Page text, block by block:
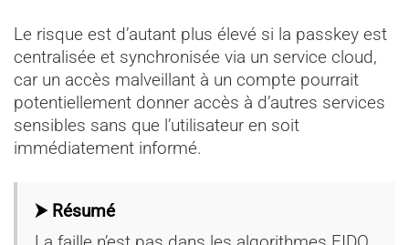
Le risque est d’autant plus élevé si la passkey est
centralisée et synchronisée via un service cloud,
car un accès malveillant à un compte pourrait
potentiellement donner accès à d’autres services
sensibles sans que l’utilisateur en soit
immédiatement informé.
⮞ Résumé